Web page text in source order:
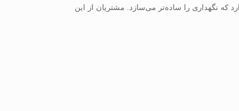
که نگهداری را ساده‌تر می‌سازد. مشتریان از این